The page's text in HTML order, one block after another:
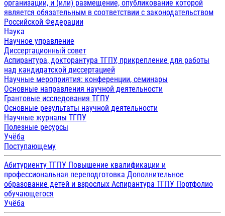
организации, и (или) размещение, опубликование которой
является обязательным в соответствии с законодательством
Российской Федерации
Наука
Научное управление
Диссертационный совет
Аспирантура, докторантура ТГПУ, прикрепление для работы
над кандидатской диссертацией
Научные мероприятия: конференции, семинары
Основные направления научной деятельности
Грантовые исследования ТГПУ
Основные результаты научной деятельности
Научные журналы ТГПУ
Полезные ресурсы
Учёба
Поступающему
Абитуриенту ТГПУ Повышение квалификации и
профессиональная переподготовка Дополнительное
образование детей и взрослых Аспирантура ТГПУ Портфолио
обучающегося
Учёба